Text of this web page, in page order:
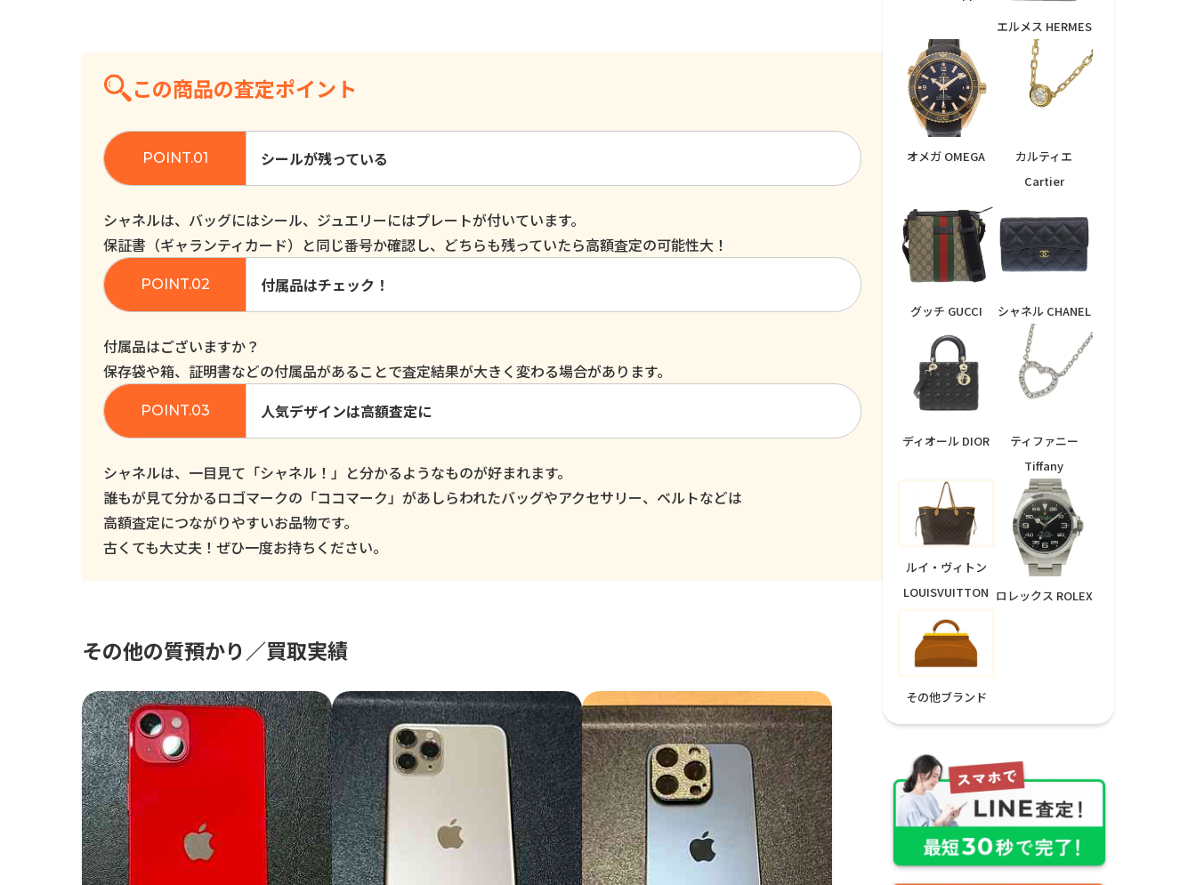
この商品の査定ポイント
シールが残っている
シャネルは、バッグにはシール、ジュエリーにはプレートが付いています。
保証書（ギャランティカード）と同じ番号か確認し、どちらも残っていたら高額査定の可能性大！
付属品はチェック！
付属品はございますか？
保存袋や箱、証明書などの付属品があることで査定結果が大きく変わる場合があります。
人気デザインは高額査定に
シャネルは、一目見て「シャネル！」と分かるようなものが好まれます。
誰もが見て分かるロゴマークの「ココマーク」があしらわれたバッグやアクセサリー、ベルトなどは
高額査定につながりやすいお品物です。
古くても大丈夫！ぜひ一度お持ちください。
その他の質預かり／買取実績
エルメス HERMES
オメガ OMEGA
カルティエ
Cartier
グッチ GUCCI シャネル CHANEL
ディオール DIOR
ティファニー
Tiffany
ルイ・ヴィトン
LOUISVUITTON ロレックス ROLEX
その他ブランド